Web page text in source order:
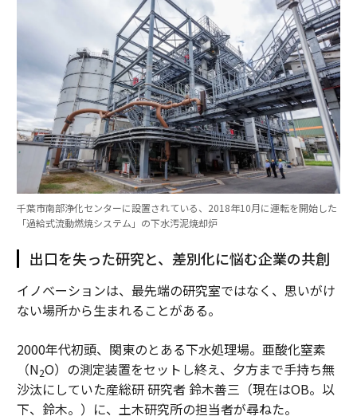
千葉市南部浄化センターに設置されている、2018年10月に運転を開始した
「過給式流動燃焼システム」の下水汚泥焼却炉
出口を失った研究と、差別化に悩む企業の共創
イノベーションは、最先端の研究室ではなく、思いがけ
ない場所から生まれることがある。
2000年代初頭、関東のとある下水処理場。亜酸化窒素
（N2O）の測定装置をセットし終え、夕方まで手持ち無
沙汰にしていた産総研 研究者 鈴木善三（現在はOB。以
下、鈴木。）に、土木研究所の担当者が尋ねた。